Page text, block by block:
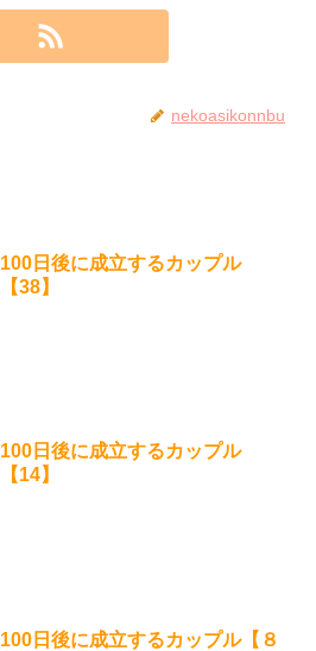
nekoasikonnbu
100日後に成立するカップル
【38】
100日後に成立するカップル
【14】
100日後に成立するカップル【８